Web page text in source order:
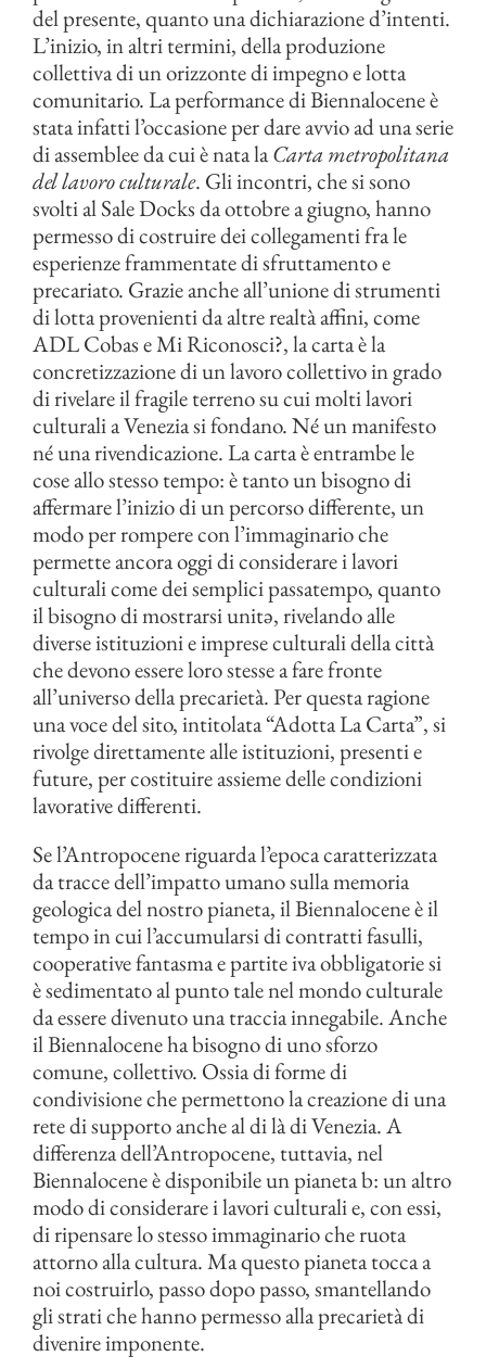
del presente, quanto una dichiarazione d’intenti.
L’inizio, in altri termini, della produzione
collettiva di un orizzonte di impegno e lotta
comunitario. La performance di Biennalocene è
stata infatti l’occasione per dare avvio ad una serie
di assemblee da cui è nata laCarta metropolitana
del lavoro culturale. Gli incontri, che si sono
svolti al Sale Docks da ottobre a giugno, hanno
permesso di costruire dei collegamenti fra le
esperienze frammentate di sfruttamento e
precariato. Grazie anche all’unione di strumenti
di lotta provenienti da altre realtà affini, come
ADL Cobas e Mi Riconosci?, la carta è la
concretizzazione di un lavoro collettivo in grado
di rivelare il fragile terreno su cui molti lavori
culturali a Venezia si fondano. Né un manifesto
né una rivendicazione. La carta è entrambe le
cose allo stesso tempo: è tanto un bisogno di
affermare l’inizio di un percorso differente, un
modo per rompere con l’immaginario che
permette ancora oggi di considerare i lavori
culturali come dei semplici passatempo, quanto
il bisogno di mostrarsi unitə, rivelando alle
diverse istituzioni e imprese culturali della città
che devono essere loro stesse a fare fronte
all’universo della precarietà. Per questa ragione
una voce del sito, intitolata “Adotta La Carta”, si
rivolge direttamente alle istituzioni, presenti e
future, per costituire assieme delle condizioni
lavorative differenti.
Se l’Antropocene riguarda l’epoca caratterizzata
da tracce dell’impatto umano sulla memoria
geologica del nostro pianeta, il Biennalocene è il
tempo in cui l’accumularsi di contratti fasulli,
cooperative fantasma e partite iva obbligatorie si
è sedimentato al punto tale nel mondo culturale
da essere divenuto una traccia innegabile. Anche
il Biennalocene ha bisogno di uno sforzo
comune, collettivo. Ossia di forme di
condivisione che permettono la creazione di una
rete di supporto anche al di là di Venezia. A
differenza dell’Antropocene, tuttavia, nel
Biennalocene è disponibile un pianeta b: un altro
modo di considerare i lavori culturali e, con essi,
di ripensare lo stesso immaginario che ruota
attorno alla cultura. Ma questo pianeta tocca a
noi costruirlo, passo dopo passo, smantellando
gli strati che hanno permesso alla precarietà di
divenire imponente.